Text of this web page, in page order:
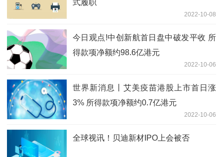
式履职
2022-10-08
今日观点!中创新航首日盘中破发平收 所
得款项净额约98.6亿港元
2022-10-06
世界新消息丨艾美疫苗港股上市首日涨
3% 所得款项净额约0.7亿港元
2022-10-06
全球视讯！贝迪新材IPO上会被否